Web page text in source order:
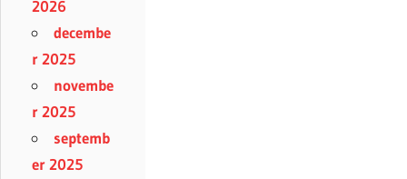
2026
decembe
r 2025
novembe
r 2025
septemb
er 2025